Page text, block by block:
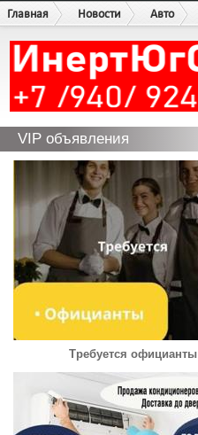
Главная
Новости Авто
VIP объявления
Требуется официанты